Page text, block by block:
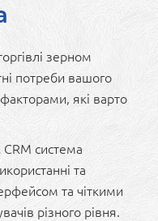
зерном
потреби вашого
які варто
CRM система
та
та чіткими
різного рівня.